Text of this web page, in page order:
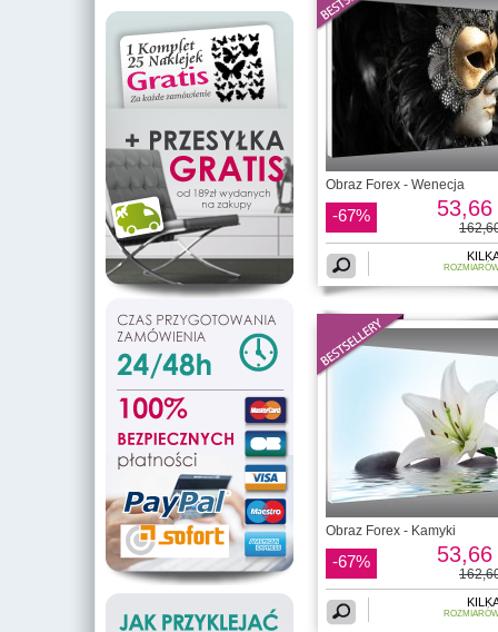
Obraz Forex - Wenecja
-67% 53,66
Obraz Forex - Kamyki
-67% 53,66